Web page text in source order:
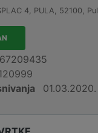
4, PULA, 52100,
01.03.2020.